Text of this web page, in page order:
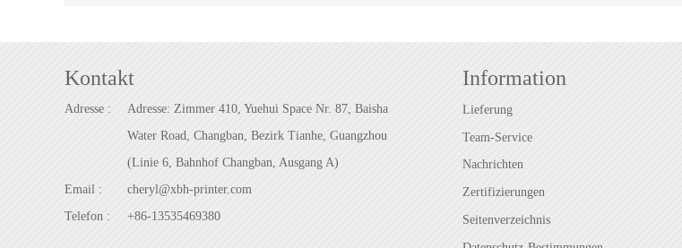
Kontakt
Adresse :
Adresse: Zimmer 410, Yuehui Space Nr. 87, Baisha
Water Road, Changban, Bezirk Tianhe, Guangzhou
(Linie 6, Bahnhof Changban, Ausgang A)
Email :
cheryl@xbh-printer.com
Telefon :
+86-13535469380
Information
Lieferung
Team-Service
Nachrichten
Zertifizierungen
Seitenverzeichnis